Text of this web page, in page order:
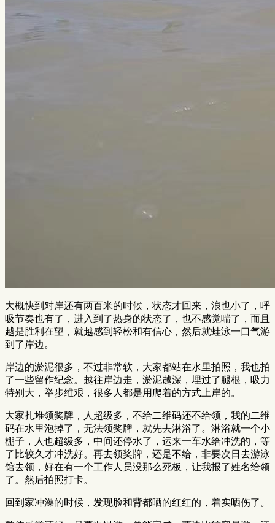
大概快到对岸还有两百米的时候，状态才回来，浪也小了，呼
吸节奏也有了，进入到了热身的状态了，也不感觉喘了，而且
越是胜利在望，就越感到轻松和有信心，然后就蛙泳一口气游
到了岸边。
岸边的淤泥很多，不过非常软，大家都站在水里拍照，我也拍
了一些留作纪念。越往岸边走，淤泥越深，埋过了腿根，吸力
特别大，举步维艰，很多人都是用爬着的方式上岸的。
大家扎堆领奖牌，人超级多，不给二维码还不给领，我的二维
码在水里泡掉了，无法领奖牌，就先去淋浴了。淋浴就一个小
棚子，人也超级多，中间还停水了，运来一车水给冲洗的，等
了比较久才冲洗好。再去领奖牌，还是不给，非要次日去游泳
馆去领，好在有一个工作人员没那么死板，让我报了姓名给领
了。然后拍照打卡。
回到家冲澡的时候，发现脸和背都晒的红红的，着实晒伤了。